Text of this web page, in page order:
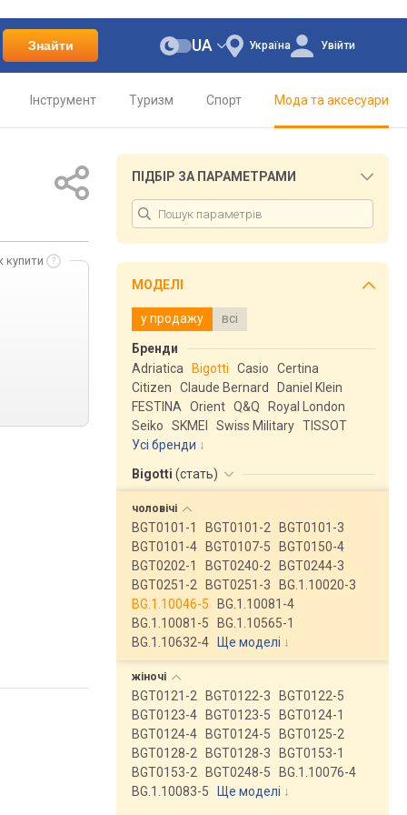
Знайти Україна
UA Увійти
Інструмент Туризм Спорт Мода та аксесуари
купити
ПІДБІР ЗА ПАРАМЕТРАМИ
МОДЕЛІ
у продажу всі
Бренди
Adriatica
Bigotti Casio
Certina
Citizen
Claude Bernard
Daniel Klein
FESTINA
Orient Q&Q
Royal London
Seiko
SKMEI Swiss Military TISSOT
Усі бренди
Bigotti (стать)
чоловічі
BGT0101-1 BGT0101-2
BGT0101-3
BGT0101-4
BGT0107-5
BGT0150-4
BGT0202-1
BGT0240-2
BGT0244-3
BGT0251-2
BGT0251-3
BG.1.10020-3
BG.1.10046-5
BG.1.10081-4
BG.1.10081-5
BG.1.10565-1
BG.1.10632-4
Ще моделі ↓
жіночі
BGT0121-2 BGT0122-3
BGT0122-5
BGT0123-4
BGT0123-5
BGT0124-1
BGT0124-4
BGT0124-5
BGT0125-2
BGT0128-2
BGT0128-3
BGT0153-1
BGT0153-2
BGT0248-5
BG.1.10076-4
BG.1.10083-5
Ще моделі ↓